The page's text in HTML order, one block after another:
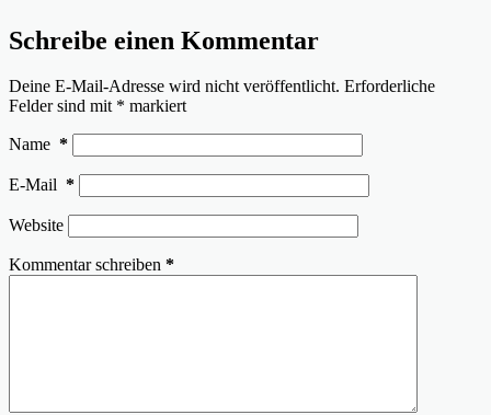
Schreibe einen Kommentar
Deine E-Mail-Adresse wird nicht veröffentlicht. Erforderliche
Felder sind mit * markiert
Name *
E-Mail *
Website
Kommentar schreiben *